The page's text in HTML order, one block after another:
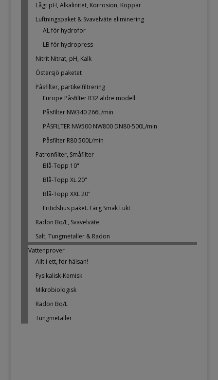
Lågt pH, Alkalinitet, Korrosion, Koppar
Luftningspaket & Svavelväte eliminering
AL för hydrofor
LB för hydropress
Nitrit Nitrat, pH, Kalk
Östersjö paketet
Påsfilter, partikelfiltrering
Europe Påsfilter R32 äldre modell
Påsfilter NW340 266L/min
PÅSFILTER NW500 NW800 DN80-500L/min
Påsfilter R80 500L/min
Patronfilter, Småfilter
Blå-Topp 10"
Blå-Topp XL 20"
Blå-Topp XXL 20"
Fritidshus paket. Färg Smak Lukt
Radon Bq/L, Svavelväte
Salt, Tungmetaller & Radon
Vattenprover
Allt i ett, för hälsan!
Fysikalisk-Kemisk
Mikrobiologisk
Radon Bq/L
Tungmetaller